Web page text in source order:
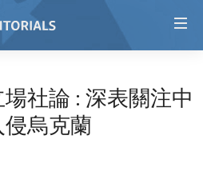
社論 : 深表關注中
烏克蘭